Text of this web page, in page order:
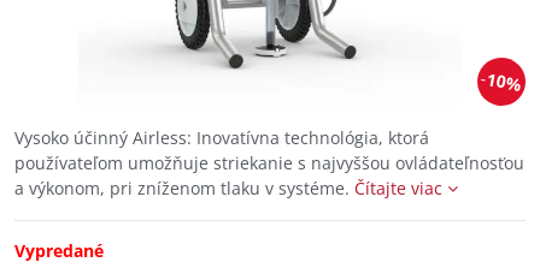
10%
Vysoko účinný Airless: Inovatívna technológia, ktorá
používateľom umožňuje striekanie s najvyššou ovládateľnosťou
a výkonom, pri zníženom tlaku v systéme. Čítajte viac
Vypredané